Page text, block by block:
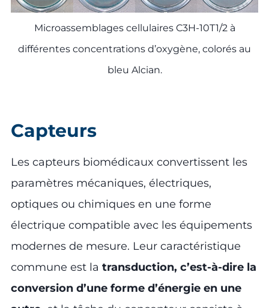
Microassemblages cellulaires C3H-10T1/2 à
différentes concentrations d’oxygène, colorés au
bleu Alcian.
Capteurs
Les capteurs biomédicaux convertissent les
paramètres mécaniques, électriques,
optiques ou chimiques en une forme
électrique compatible avec les équipements
modernes de mesure. Leur caractéristique
commune est la transduction, c’est-à-dire la
conversion d’une forme d’énergie en une